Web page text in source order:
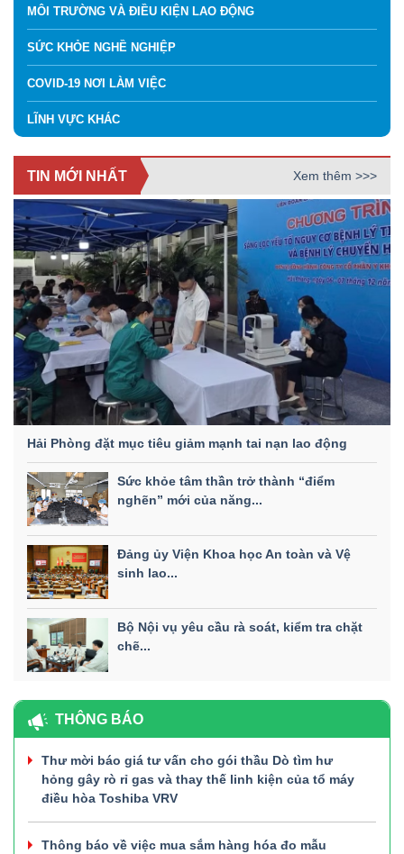
MÔI TRƯỜNG VÀ ĐIỀU KIỆN LAO ĐỘNG
SỨC KHỎE NGHỀ NGHIỆP
COVID-19 NƠI LÀM VIỆC
LĨNH VỰC KHÁC
TIN MỚI NHẤT Xem thêm >>>
Hải Phòng đặt mục tiêu giảm mạnh tai nạn lao động
Sức khỏe tâm thần trở thành “điểm
nghẽn” mới của năng...
Đảng ủy Viện Khoa học An toàn và Vệ
sinh lao...
Bộ Nội vụ yêu cầu rà soát, kiểm tra chặt
chẽ...
THÔNG BÁO
Thư mời báo giá tư vấn cho gói thầu Dò tìm hư
hỏng gây rò rỉ gas và thay thế linh kiện của tổ máy
điều hòa Toshiba VRV
Thông báo về việc mua sắm hàng hóa đo mẫu